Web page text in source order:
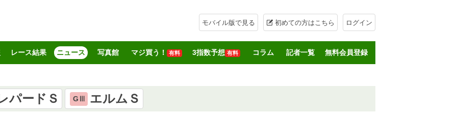
モバイル版で見る 初めての方はこちら ログイン
レース結果 ニュース 写真館 マジ買う！ 有料 3指数予想 有料 コラム 記者一覧 無料会員登録
パードＳ GⅢ
エルムＳ